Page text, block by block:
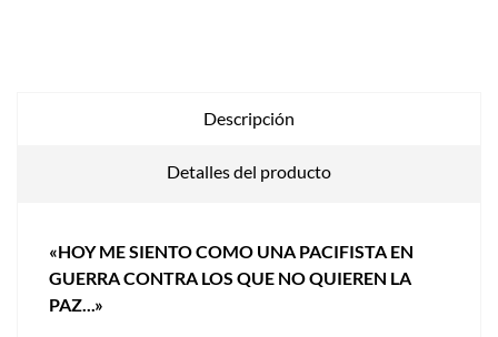
Descripción
Detalles del producto
«HOY ME SIENTO COMO UNA PACIFISTA EN
GUERRA CONTRA LOS QUE NO QUIEREN LA
PAZ...»